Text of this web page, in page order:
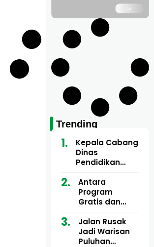
Trending
Kepala Cabang
Dinas
Pendidikan
Utara Buka
Pelatihan Deep
Learning serta
Artifisial bagi
Guru
Matematika
Antara
Program
Gratis dan
Motor Imum
Gampong, Uji
Nyali APH
Jalan Rusak
Jadi Warisan
Puluhan